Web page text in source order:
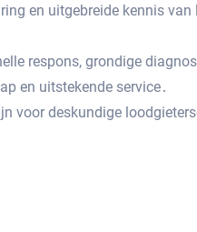
en uitgebreide kennis
respons, grondige
en uitstekende service․
voor deskundige